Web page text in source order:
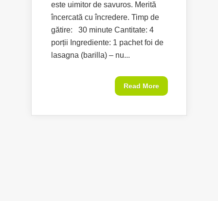
este uimitor de savuros. Merită
încercată cu încredere. Timp de
gătire: 30 minute Cantitate: 4
porții Ingrediente: 1 pachet foi de
lasagna (barilla) – nu...
Read More